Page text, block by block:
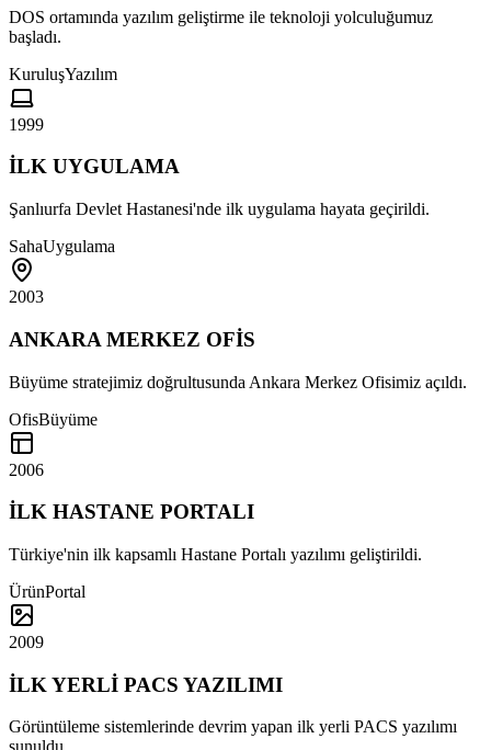
DOS ortamında yazılım geliştirme ile teknoloji yolculuğumuz
başladı.
KuruluşYazılım
1999
İLK UYGULAMA
Şanlıurfa Devlet Hastanesi'nde ilk uygulama hayata geçirildi.
SahaUygulama
2003
ANKARA MERKEZ OFİS
Büyüme stratejimiz doğrultusunda Ankara Merkez Ofisimiz açıldı.
OfisBüyüme
2006
İLK HASTANE PORTALI
Türkiye'nin ilk kapsamlı Hastane Portalı yazılımı geliştirildi.
ÜrünPortal
2009
İLK YERLİ PACS YAZILIMI
Görüntüleme sistemlerinde devrim yapan ilk yerli PACS yazılımı